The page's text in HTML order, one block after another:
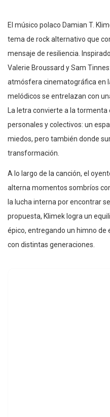
El músico polaco Damian T.
tema de rock alternativo que
mensaje de resiliencia.
Valerie Broussard y Sam
atmósfera cinematográfica en
melódicos se entrelazan con
La letra convierte a la
personales y colectivos: un
miedos, pero también donde
transformación.
A lo largo de la canción, el
alterna momentos sombríos
la lucha interna por encontrar
propuesta, Klimek logra un
épico, entregando un himno de
con distintas generaciones.